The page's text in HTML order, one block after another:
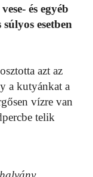
és egyéb
esetben
azt az
a kutyánkat a
vízre van
telik